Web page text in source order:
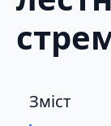
Зміст